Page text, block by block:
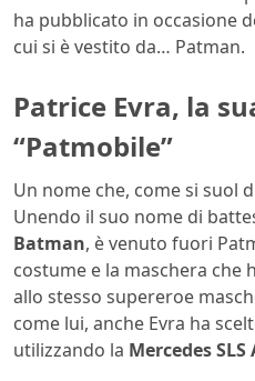
ha pubblicato in occasione
cui si è vestito da… Patman.
Patrice Evra, la
“Patmobile”
Un nome che, come si suol
Unendo il suo nome di
Batman, è venuto fuori
costume e la maschera che
allo stesso supereroe
come lui, anche Evra ha
utilizzando la Mercedes SLS